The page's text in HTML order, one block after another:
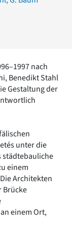
nach
Benedikt Stahl
Gestaltung der
unter die
städtebauliche
einem
Architekten
Brücke
einem Ort,